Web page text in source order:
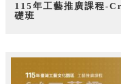
115年工藝推廣課程-
礎班